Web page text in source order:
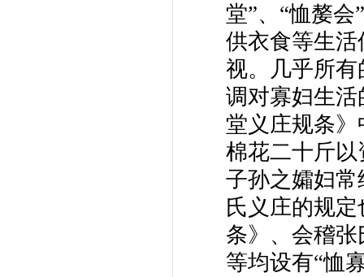
堂”、“恤嫠
供衣食等生
视。几乎所
调对寡妇生
堂义庄规条
棉花二十斤
子孙之孀妇
氏义庄的规
条》、会稽
等均设有“恤